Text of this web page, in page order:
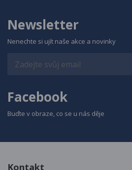
Newsletter
Nenechte si ujít naše akce a novinky
Facebook
Buďte v obraze, co se u nás děje
Kontakt